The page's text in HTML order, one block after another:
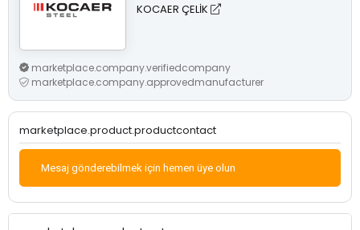
KOCAER ÇELİK
marketplace.company.verifiedcompany
marketplace.company.approvedmanufacturer
marketplace.product.productcontact
Mesaj gönderebilmek için hemen üye olun